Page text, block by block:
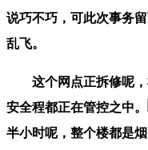
说巧不巧，可此次事务
乱飞。
这个网点正拆修呢，
安全程都正在管控之中。
半小时呢，整个楼都是